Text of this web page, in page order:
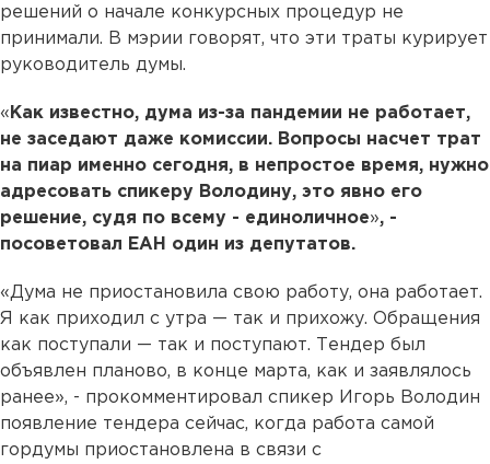
решений о начале конкурсных процедур не
принимали. В мэрии говорят, что эти траты курирует
руководитель думы.
« Как известно, дума из-за пандемии не работает,
не заседают даже комиссии. Вопросы насчет трат
на пиар именно сегодня, в непростое время, нужно
адресовать спикеру Володину, это явно его
решение, судя по всему - единоличное», -
посоветовал ЕАН один из депутатов.
«Дума не приостановила свою работу, она работает.
Я как приходил с утра — так и прихожу. Обращения
как поступали — так и поступают. Тендер был
объявлен планово, в конце марта, как и заявлялось
ранее», - прокомментировал спикер Игорь Володин
появление тендера сейчас, когда работа самой
гордумы приостановлена в связи с